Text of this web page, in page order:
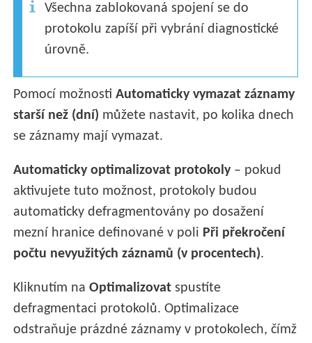
Všechna zablokovaná spojení se do
protokolu zapíší při vybrání diagnostické
úrovně.
Pomocí možnostiAutomaticky vymazat záznamy
starší než (dní) můžete nastavit, po kolika dnech
se záznamy mají vymazat.
Automaticky optimalizovat protokoly– pokud
aktivujete tuto možnost, protokoly budou
automaticky defragmentovány po dosažení
mezní hranice definované v poli Při překročení
počtu nevyužitých záznamů (v procentech).
Kliknutím naOptimalizovat spustíte
defragmentaci protokolů. Optimalizace
odstraňuje prázdné záznamy v protokolech, čímž